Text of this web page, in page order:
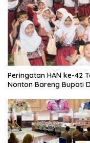
Peringatan HAN ke-42
Nonton Bareng Bupati